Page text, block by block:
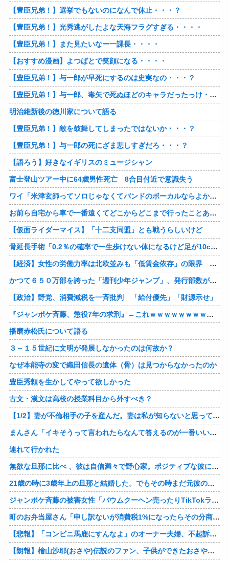
【豊臣兄弟！】選挙でもないのになんで休止・・・？
【豊臣兄弟！】光秀逃がしたよな天海フラグすぎる・・・・
【豊臣兄弟！】また見たいなー一課長・・・・
【おすすめ漫画】よつばとで笑顔になる・・・・
【豊臣兄弟！】与一郎が早死にするのは史実なの・・・？
【豊臣兄弟！】与一郎、毒矢で死ぬほどのキャラだったっけ・・・・
明治維新後の徳川家について語る
【豊臣兄弟！】敵を鼓舞してしまったではないか・・・？
【豊臣兄弟！】与一郎の死にざま悲しすぎだろ・・・？
【語ろう】好きなイギリスのミュージシャン
富士登山ツアー中に64歳男性死亡 8合目付近で意識失う
ワイ「米津玄師ってソロじゃなくてバンドのボーカルならよかったよね」
お前ら自宅から車で一番遠くてどこからどこまで行ったことある？
【仮面ライダーマイス】「十二支同盟」とも戦うらしいけど
骨延長手術「0.2％の確率で一生歩けない体になるけど足が10cm伸びます」←コスパ良すぎるだろ
【経済】女性の労働力率は北欧並みも「低賃金依存」の限界 団塊世代の完全引退で、企業が迫られる“最後の選択”
かつて６５０万部を誇った「週刊少年ジャンプ」、発行部数が初の100万部割れ
【政治】野党、消費減税を一斉批判 「給付優先」「財源示せ」
『ジャンポケ斉藤、懲役7年の求刑』←これｗｗｗｗｗｗｗｗｗｗｗｗｗｗｗｗｗｗ
播磨赤松氏について語る
３～１５世紀に文明が発展しなかったのは何故か？
なぜ本能寺の変で織田信長の遺体（骨）は見つからなかったのか
豊臣秀頼を生かしてやって欲しかった
古文・漢文は高校の授業科目から外すべき？
【1/2】妻が不倫相手の子を産んだ。妻は私が知らないと思っている。遠方のため会うのは年に数回程度だが、今も不倫相手とは切れていない。そしてまもなく妻は不倫相手に会いに行く…
まんさん「イキそうって言われたらなんて答えるのが一番いい？」
連れて行かれた
無欲な旦那に比べ 、彼は自信満々で野心家。ポジティブな彼に惹かれバイト後や休みの日に会うようになり、男女の関係になるまで時間はいらなかった… だが彼はただのバカだったｗ
21歳の時に3歳年上の旦那と結婚した。でもその時まだ元彼のこと忘れられなくて、元彼の再アタックに負けて浮気しちゃって… でも結局ばれて旦那の辛そうな姿見て初めて後悔した…
ジャンポケ斉藤の被害女性「バウムクーヘン売ったりTikTokライブしててムカついたから示談しなかった」
町のお弁当屋さん「申し訳ないが消費税1%になったらその分商品代を値上げするわ」 「うちも！」
【悲報】「コンビニ馬鹿にすんなよ」のオーナー夫婦、不起訴ｗｗｗｗｗｗｗｗ
【朗報】檜山沙耶(おさや)伝説のファン、子供ができたおさやへの正直な気持ちを語るｗ